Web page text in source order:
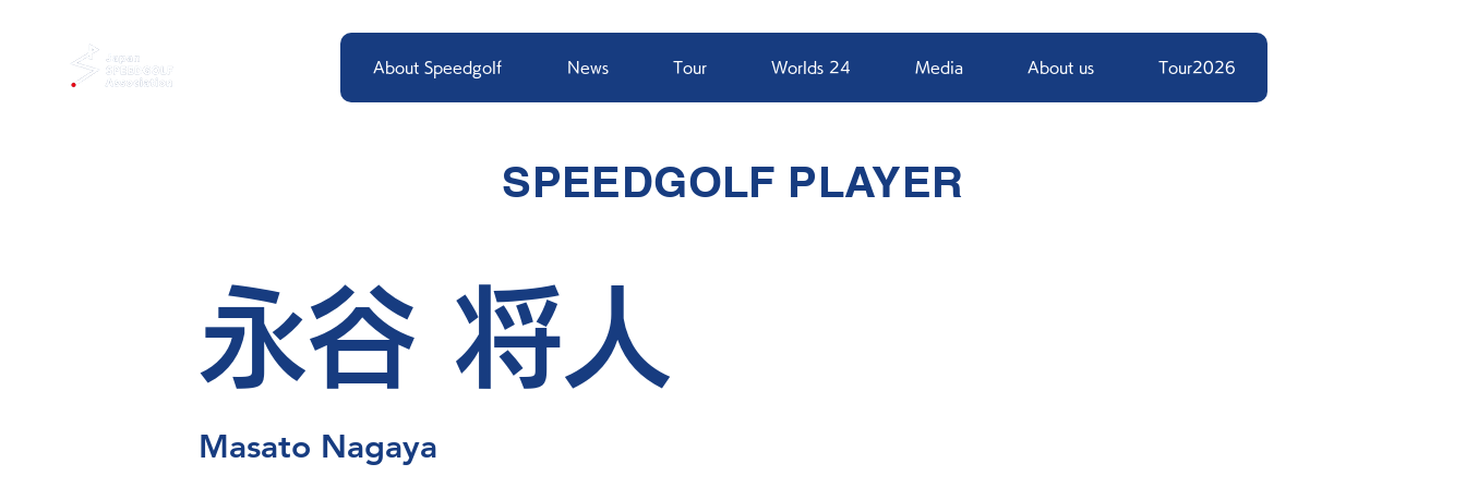
About Speedgolf News Tour Worlds 24 Media About us Tour2026
SPEEDGOLF PLAYER
永谷 将人
Masato Nagaya